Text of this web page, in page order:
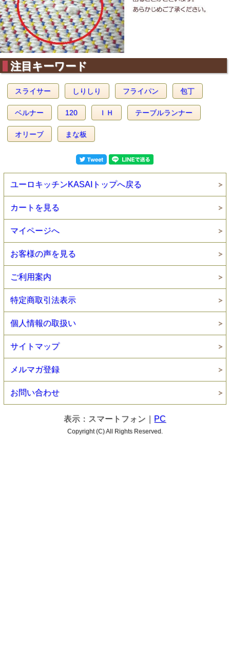
注目キーワード
スライサー しりしり フライパン 包丁
ベルナー 120 ＩＨ テーブルランナー
オリーブ まな板
ユーロキッチンKASAIトップへ戻る
カートを見る
マイページへ
お客様の声を見る
ご利用案内
特定商取引法表示
個人情報の取扱い
サイトマップ
メルマガ登録
お問い合わせ
表示：スマートフォン｜ PC
Copyright (C) All Rights Reserved.